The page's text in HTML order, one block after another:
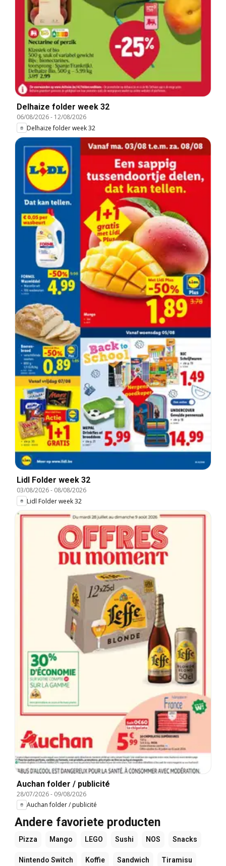
Delhaize folder week 32
06/08/2026- 12/08/2026
Delhaize folder week 32
Lidl Folder week 32
03/08/2026- 08/08/2026
Lidl Folder week 32
Auchan folder / publicité
28/07/2026- 09/08/2026
Auchan folder / publicité
Andere favoriete producten
Pizza Mango LEGO Sushi NOS Snacks
Nintendo Switch Koffie Sandwich Tiramisu